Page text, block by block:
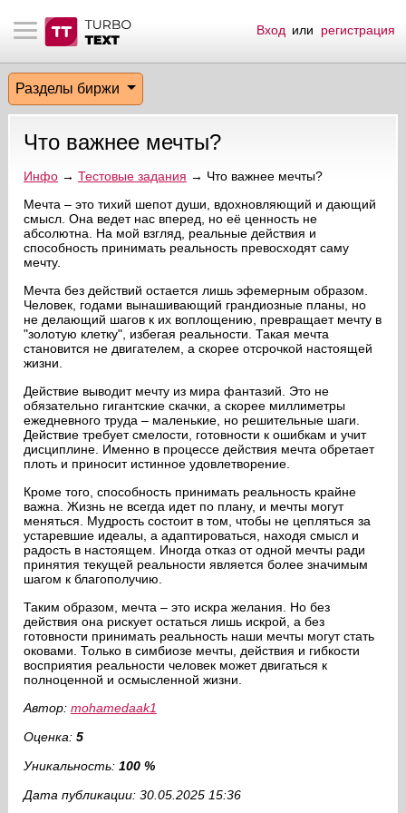
материалы
биржи
эфир
на сайте
пользователей
сообщения
по форуму
Вход или регистрация
Разделы биржи
Что важнее мечты?
Инфо→ Тестовые задания → Что важнее мечты?
Мечта – это тихий шепот души, вдохновляющий и дающий
смысл. Она ведет нас вперед, но её ценность не
абсолютна. На мой взгляд, реальные действия и
способность принимать реальность превосходят саму
мечту.
Мечта без действий остается лишь эфемерным образом.
Человек, годами вынашивающий грандиозные планы, но
не делающий шагов к их воплощению, превращает мечту в
"золотую клетку", избегая реальности. Такая мечта
становится не двигателем, а скорее отсрочкой настоящей
жизни.
Действие выводит мечту из мира фантазий. Это не
обязательно гигантские скачки, а скорее миллиметры
ежедневного труда – маленькие, но решительные шаги.
Действие требует смелости, готовности к ошибкам и учит
дисциплине. Именно в процессе действия мечта обретает
плоть и приносит истинное удовлетворение.
Кроме того, способность принимать реальность крайне
важна. Жизнь не всегда идет по плану, и мечты могут
меняться. Мудрость состоит в том, чтобы не цепляться за
устаревшие идеалы, а адаптироваться, находя смысл и
радость в настоящем. Иногда отказ от одной мечты ради
принятия текущей реальности является более значимым
шагом к благополучию.
Таким образом, мечта – это искра желания. Но без
действия она рискует остаться лишь искрой, а без
готовности принимать реальность наши мечты могут стать
оковами. Только в симбиозе мечты, действия и гибкости
восприятия реальности человек может двигаться к
полноценной и осмысленной жизни.
Автор: mohamedaak1
Оценка: 5
Уникальность: 100 %
Дата публикации: 30.05.2025 15:36